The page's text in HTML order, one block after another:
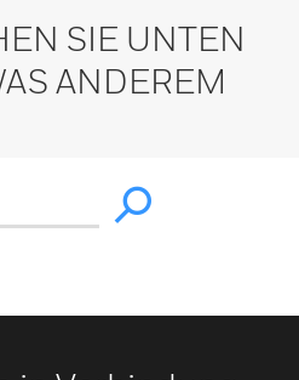
SIE UNTEN
ANDEREM